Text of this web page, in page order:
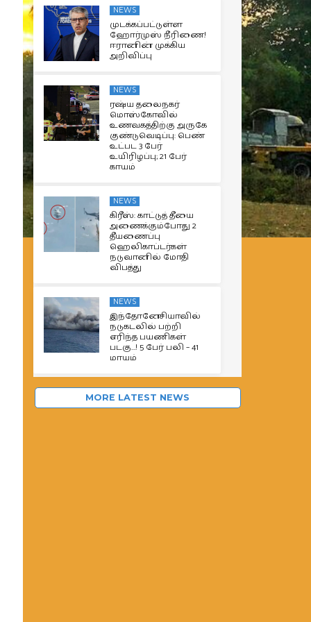
NEWS
முடக்கப்பட்டுள்ள
ஹோர்முஸ் நீரிணை!
ஈரானின் முக்கிய
அறிவிப்பு
NEWS
ரஷ்ய தலைநகர்
மொஸ்கோவில்
உணவகத்திற்கு அருகே
குண்டுவெடிப்பு: பெண்
உட்பட 3 பேர்
உயிரிழப்பு; 21 பேர்
காயம்
NEWS
கிரீஸ்: காட்டுத் தீயை
அணைக்கும்போது 2
தீயணைப்பு
ஹெலிகாப்டர்கள்
நடுவானில் மோதி
விபத்து
NEWS
இந்தோனேசியாவில்
நடுகடலில் பற்றி
எரிந்த பயணிகள்
படகு…! 5 பேர் பலி – 41
மாயம்
MORE LATEST NEWS